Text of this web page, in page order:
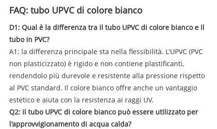
FAQ: tubo UPVC di colore bianco
D1: Qual è la differenza tra il tubo UPVC di colore bianco e il
tubo in PVC?
A1: la differenza principale sta nella flessibilità. L'UPVC (PVC
non plasticizzato) è rigido e non contiene plastificanti,
rendendolo più durevole e resistente alla pressione rispetto
al PVC standard. Il colore bianco offre anche un vantaggio
estetico e aiuta con la resistenza ai raggi UV.
Q2: il tubo UPVC di colore bianco può essere utilizzato per
l'approvvigionamento di acqua calda?